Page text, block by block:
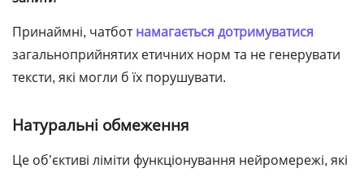
Принаймні, чатботнамагається дотримуватися
загальноприйнятих етичних норм та не генерувати
тексти, які могли б їх порушувати.
Натуральні обмеження
Це об’єктиві ліміти функціонування нейромережі, які